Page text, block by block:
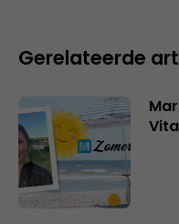
Gerelateerde